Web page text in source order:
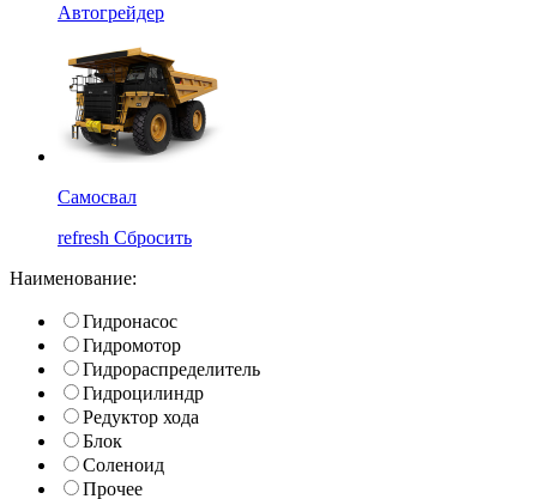
Автогрейдер
Самосвал
refresh Сбросить
Наименование:
Гидронасос
Гидромотор
Гидрораспределитель
Гидроцилиндр
Редуктор хода
Блок
Соленоид
Прочее